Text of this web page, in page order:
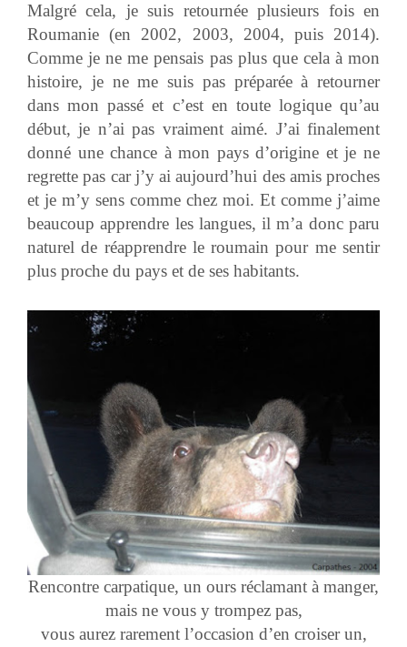
Malgré cela, je suis retournée plusieurs fois en
Roumanie (en 2002, 2003, 2004, puis 2014).
Comme je ne me pensais pas plus que cela à mon
histoire, je ne me suis pas préparée à retourner
dans mon passé et c’est en toute logique qu’au
début, je n’ai pas vraiment aimé. J’ai finalement
donné une chance à mon pays d’origine et je ne
regrette pas car j’y ai aujourd’hui des amis proches
et je m’y sens comme chez moi. Et comme j’aime
beaucoup apprendre les langues, il m’a donc paru
naturel de réapprendre le roumain pour me sentir
plus proche du pays et de ses habitants.
Rencontre carpatique, un ours réclamant à manger,
mais ne vous y trompez pas,
vous aurez rarement l’occasion d’en croiser un,